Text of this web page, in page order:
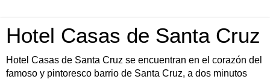
Hotel Casas de Santa Cruz
Hotel Casas de Santa Cruz se encuentran en el corazón del
famoso y pintoresco barrio de Santa Cruz, a dos minutos